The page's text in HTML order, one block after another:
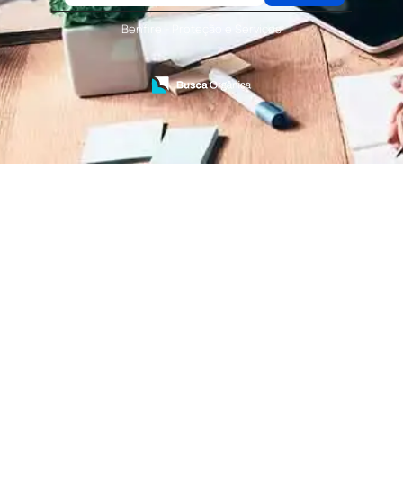
Terceirização de Serviços de Recepcionistas
Treinamento de Bombeiro Civil
Treinamento de Bombeiros
Treinamento de Brigada
Treinamento de Brigada de Emergência
Treinamento de Brigada de Incêndio
Treinamento de Brigada de Incêndio Valor
Treinamento de Brigadista de Incêndio
Treinamento de Combate a Incêndio NR 23
Benfire - Proteção e Serviços